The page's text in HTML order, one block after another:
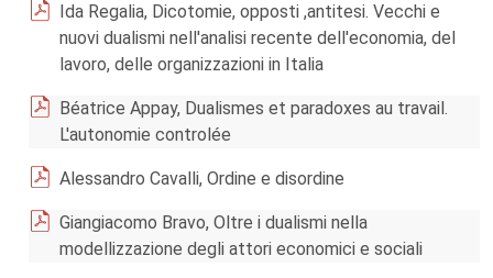
Ida Regalia, Dicotomie, opposti ,antitesi. Vecchi e
nuovi dualismi nell'analisi recente dell'economia, del
lavoro, delle organizzazioni in Italia
Béatrice Appay, Dualismes et paradoxes au travail.
L'autonomie controlée
Alessandro Cavalli, Ordine e disordine
Giangiacomo Bravo, Oltre i dualismi nella
modellizzazione degli attori economici e sociali